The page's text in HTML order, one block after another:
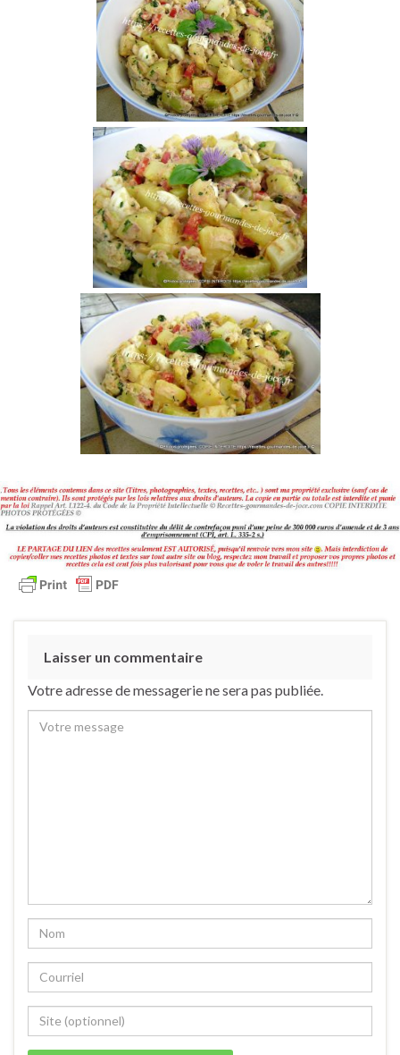
Laisser un commentaire
Votre adresse de messagerie ne sera pas publiée.